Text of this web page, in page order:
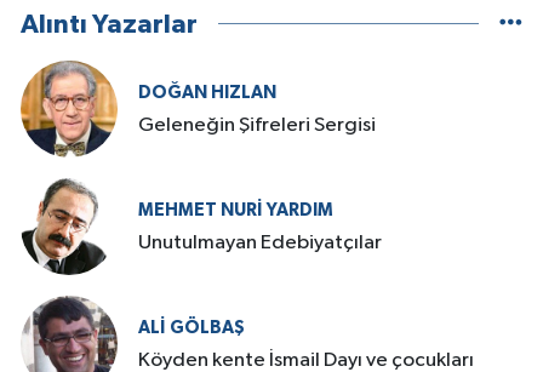
Alıntı Yazarlar
DOĞAN HIZLAN
Geleneğin Şifreleri Sergisi
MEHMET NURI YARDIM
​Unutulmayan Edebiyatçılar
ALI GÖLBAŞ
Köyden kente İsmail Dayı ve çocukları